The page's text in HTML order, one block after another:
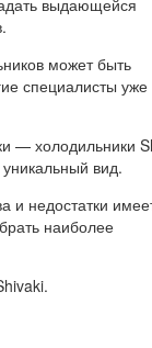
выдающейся
может быть
специалисты уже
— холодильники
вид.
и недостатки
наиболее